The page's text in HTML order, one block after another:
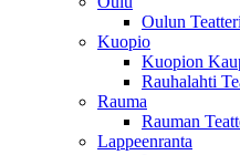
Oulun Teatteri
Kuopio
Kuopion
Rauhalahti
Rauma
Rauman
Lappeenranta